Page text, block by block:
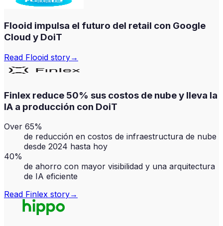
Flooid impulsa el futuro del retail con Google
Cloud y DoiT
Read Flooid story→
Finlex reduce 50% sus costos de nube y lleva la
IA a producción con DoiT
Over 65%
de reducción en costos de infraestructura de nube
desde 2024 hasta hoy
40%
de ahorro con mayor visibilidad y una arquitectura
de IA eficiente
Read Finlex story→